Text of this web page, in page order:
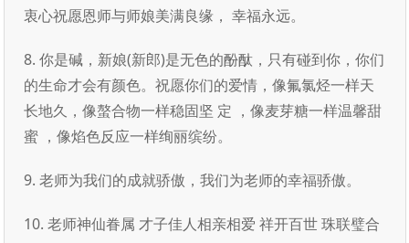
衷心祝愿恩师与师娘美满良缘， 幸福永远。
8. 你是碱，新娘(新郎)是无色的酚酞，只有碰到你，你们
的生命才会有颜色。祝愿你们的爱情，像氟氯烃一样天
长地久，像螯合物一样稳固坚 定 ，像麦芽糖一样温馨甜
蜜 ，像焰色反应一样绚丽缤纷。
9. 老师为我们的成就骄傲，我们为老师的幸福骄傲。
10. 老师神仙眷属 才子佳人相亲相爱 祥开百世 珠联璧合